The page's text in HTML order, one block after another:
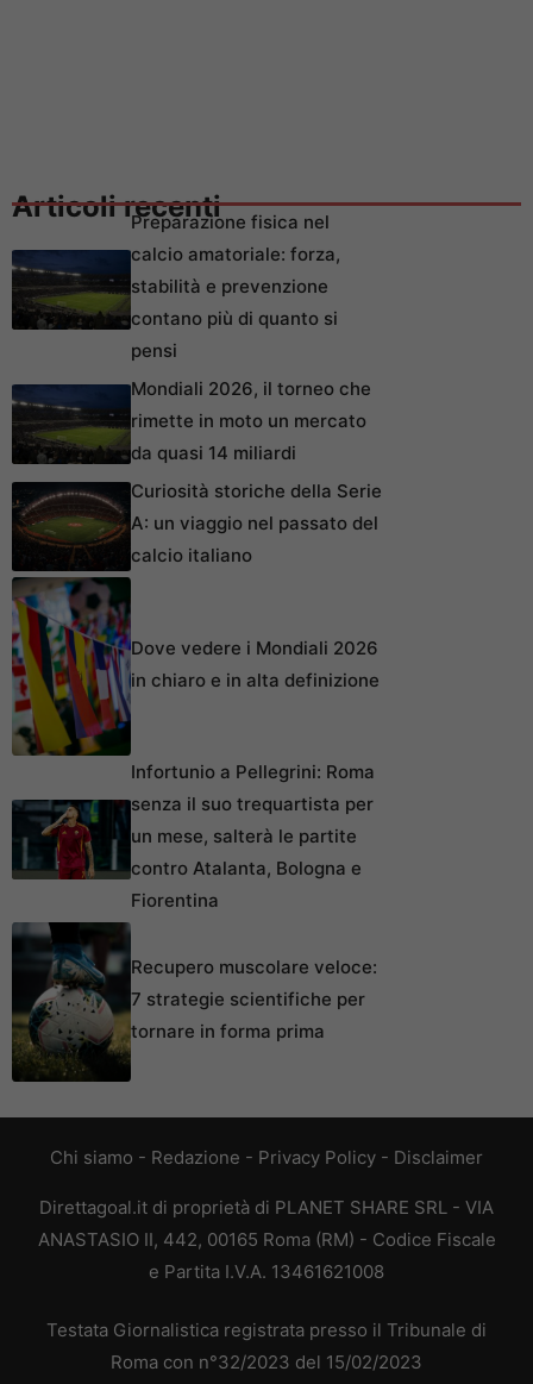
Articoli recentiPreparazione fisica nel
calcio amatoriale: forza,
stabilità e prevenzione
contano più di quanto si
pensi
Mondiali 2026, il torneo che
rimette in moto un mercato
da quasi 14 miliardi
Curiosità storiche della Serie
A: un viaggio nel passato del
calcio italiano
Dove vedere i Mondiali 2026
in chiaro e in alta definizione
Infortunio a Pellegrini: Roma
senza il suo trequartista per
un mese, salterà le partite
contro Atalanta, Bologna e
Fiorentina
Recupero muscolare veloce:
7 strategie scientifiche per
tornare in forma prima
Chi siamo - Redazione - Privacy Policy - Disclaimer
Direttagoal.it di proprietà di PLANET SHARE SRL - VIA
ANASTASIO II, 442, 00165 Roma (RM) - Codice Fiscale
e Partita I.V.A. 13461621008
Testata Giornalistica registrata presso il Tribunale di
Roma con n°32/2023 del 15/02/2023